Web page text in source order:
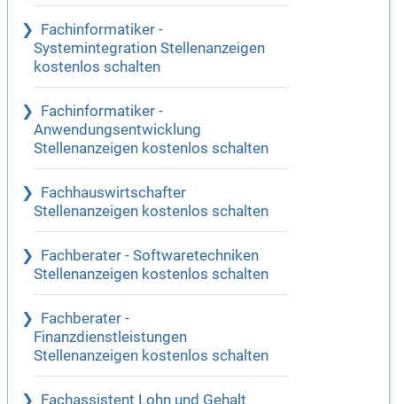
Fachinformatiker -
Systemintegration Stellenanzeigen
kostenlos schalten
Fachinformatiker -
Anwendungsentwicklung
Stellenanzeigen kostenlos schalten
Fachhauswirtschafter
Stellenanzeigen kostenlos schalten
Fachberater - Softwaretechniken
Stellenanzeigen kostenlos schalten
Fachberater -
Finanzdienstleistungen
Stellenanzeigen kostenlos schalten
Fachassistent Lohn und Gehalt